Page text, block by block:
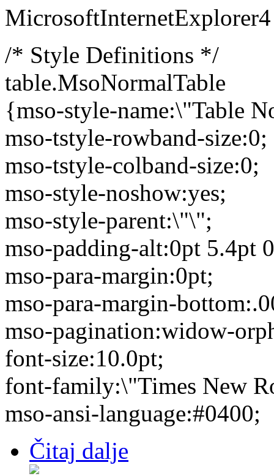
MicrosoftInternetExplorer4
/* Style Definitions */
table.MsoNormalTable
{mso-style-name:\"Table
mso-tstyle-rowband-size:0;
mso-tstyle-colband-size:0;
mso-style-noshow:yes;
mso-style-parent:\"\";
mso-padding-alt:0pt 5.4pt
mso-para-margin:0pt;
mso-para-margin-
mso-pagination:widow-
font-size:10.0pt;
font-family:\"Times New
mso-ansi-language:#0400;
Čitaj dalje